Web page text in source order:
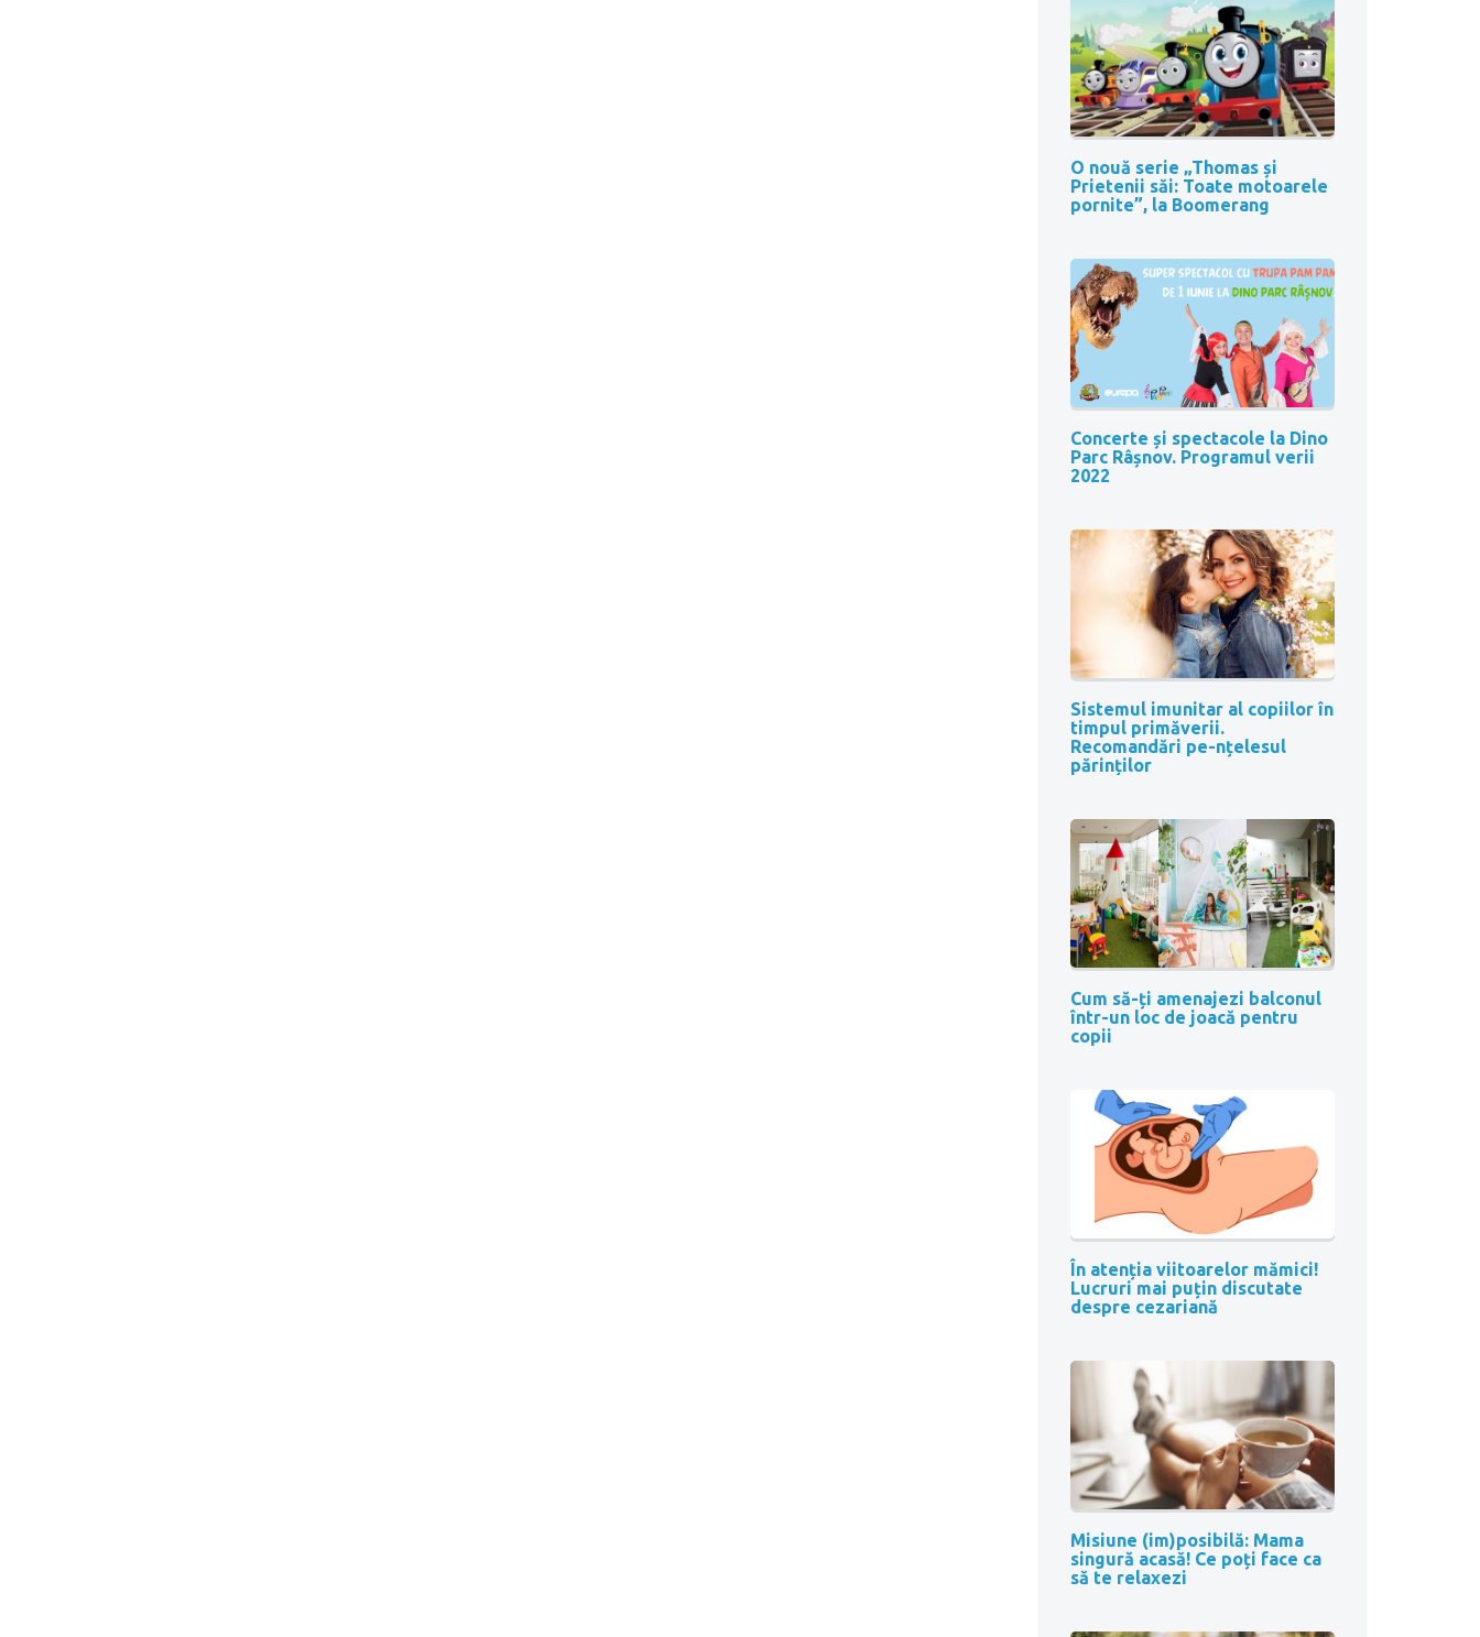
O nouă serie „Thomas și
Prietenii săi: Toate motoarele
pornite”, la Boomerang
Concerte și spectacole la Dino
Parc Râșnov. Programul verii
2022
Sistemul imunitar al copiilor în
timpul primăverii.
Recomandări pe-nțelesul
părinților
Cum să-ți amenajezi balconul
într-un loc de joacă pentru
copii
În atenția viitoarelor mămici!
Lucruri mai puțin discutate
despre cezariană
Misiune (im)posibilă: Mama
singură acasă! Ce poți face ca
să te relaxezi